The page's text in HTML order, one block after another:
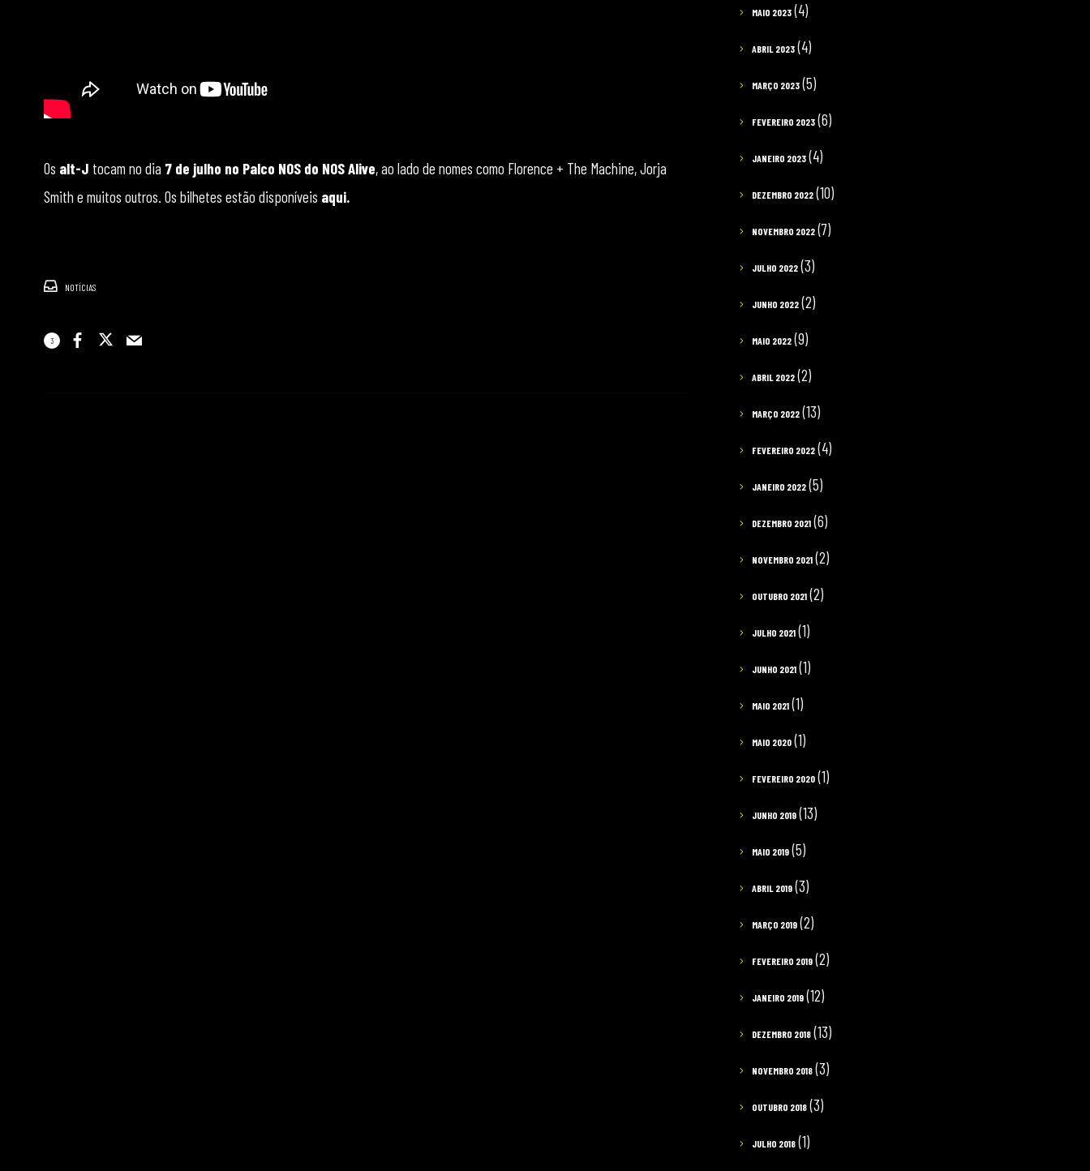
Os alt-J tocam no dia 7 de julho no Palco NOS do NOS Alive, ao lado de nomes como Florence + The Machine, Jorja
Smith e muitos outros. Os bilhetes estão disponíveis aqui.
NOTÍCIAS
3
MAIO 2023 (4)
ABRIL 2023 (4)
MARÇO 2023 (5)
FEVEREIRO 2023 (6)
JANEIRO 2023 (4)
DEZEMBRO 2022 (10)
NOVEMBRO 2022 (7)
JULHO 2022 (3)
JUNHO 2022 (2)
MAIO 2022 (9)
ABRIL 2022 (2)
MARÇO 2022 (13)
FEVEREIRO 2022 (4)
JANEIRO 2022 (5)
DEZEMBRO 2021 (6)
NOVEMBRO 2021 (2)
OUTUBRO 2021 (2)
JULHO 2021 (1)
JUNHO 2021 (1)
MAIO 2021 (1)
MAIO 2020 (1)
FEVEREIRO 2020 (1)
JUNHO 2019 (13)
MAIO 2019 (5)
ABRIL 2019 (3)
MARÇO 2019 (2)
FEVEREIRO 2019 (2)
JANEIRO 2019 (12)
DEZEMBRO 2018 (13)
NOVEMBRO 2018 (3)
OUTUBRO 2018 (3)
JULHO 2018 (1)